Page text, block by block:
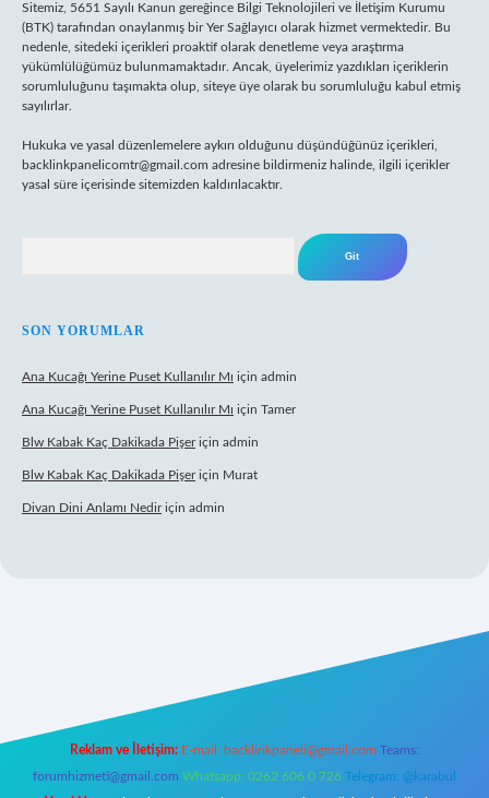
Sitemiz, 5651 Sayılı Kanun gereğince Bilgi Teknolojileri ve İletişim Kurumu
(BTK) tarafından onaylanmış bir Yer Sağlayıcı olarak hizmet vermektedir. Bu
nedenle, sitedeki içerikleri proaktif olarak denetleme veya araştırma
yükümlülüğümüz bulunmamaktadır. Ancak, üyelerimiz yazdıkları içeriklerin
sorumluluğunu taşımakta olup, siteye üye olarak bu sorumluluğu kabul etmiş
sayılırlar.
Hukuka ve yasal düzenlemelere aykırı olduğunu düşündüğünüz içerikleri,
backlinkpanelicomtr@gmail.com adresine bildirmeniz halinde, ilgili içerikler
yasal süre içerisinde sitemizden kaldırılacaktır.
SON YORUMLAR
Ana Kucağı Yerine Puset Kullanılır Mı için admin
Ana Kucağı Yerine Puset Kullanılır Mı için Tamer
Blw Kabak Kaç Dakikada Pişeriçin admin
Blw Kabak Kaç Dakikada Pişeriçin Murat
Divan Dini Anlamı Nediriçin admin
Reklam ve İletişim: E-mail: backlinkpaneli@gmail.com Teams:
forumhizmeti@gmail.com Whatsapp: 0262 606 0 726 Telegram: @karabul